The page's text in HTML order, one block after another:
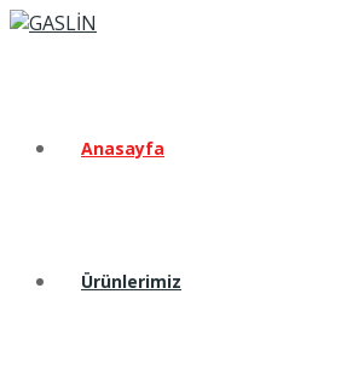
Anasayfa
Ürünlerimiz